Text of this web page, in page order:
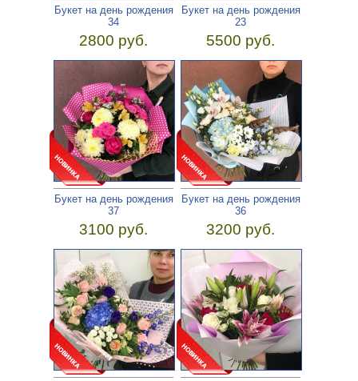
Букет на день рождения
34
2800 руб.
Букет на день рождения
23
5500 руб.
Букет на день рождения
37
3100 руб.
Букет на день рождения
36
3200 руб.